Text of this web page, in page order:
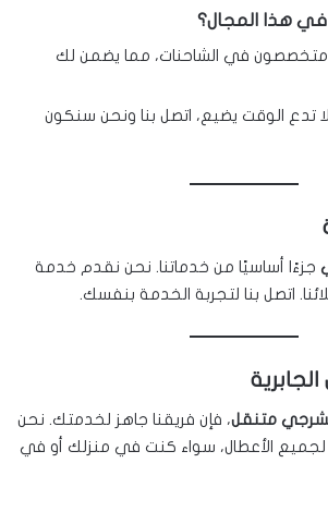
في هذا المجال؟
متخصصون في الشاحنات، مما يضمن لك
لا تدع الوقت يضيع، اتصل بنا ونحن سنكون
جزءًا أساسيًا من خدماتنا. نحن نقدم خدمة
اتصل بنا لتجربة الخدمة بنفسك.
متنقل، فإن فريقنا جاهز لخدمتك. نحن
الأعطال، سواء كنت في منزلك أو في